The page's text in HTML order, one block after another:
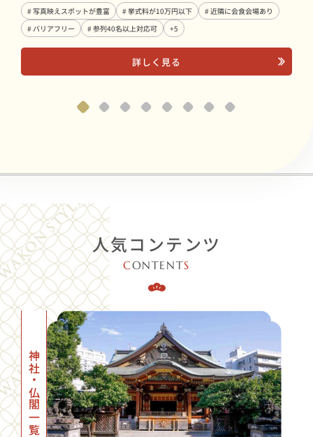
# 写真映えスポットが豊富 # 挙式料が10万円以下
# 近隣に会食会場あり
# バリアフリー
# 参列40名以上対応可 +5
詳しく見る
人気コンテンツ
CONTENTS
神社・仏閣一覧